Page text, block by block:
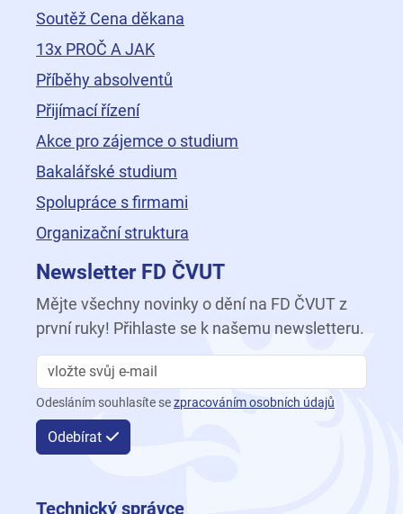
Soutěž Cena děkana
13x PROČ A JAK
Příběhy absolventů
Přijímací řízení
Akce pro zájemce o studium
Bakalářské studium
Spolupráce s firmami
Organizační struktura
Newsletter FD ČVUT
Mějte všechny novinky o dění na FD ČVUT z
první ruky! Přihlaste se k našemu newsletteru.
Odesláním souhlasíte sezpracováním osobních údajů
Odebírat
Technický správce